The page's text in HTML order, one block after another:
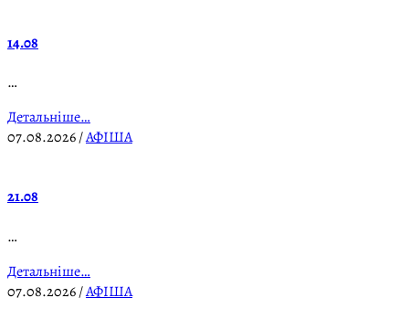
14.08
…
Детальніше…
07.08.2026/АФІША
21.08
…
Детальніше…
07.08.2026/АФІША